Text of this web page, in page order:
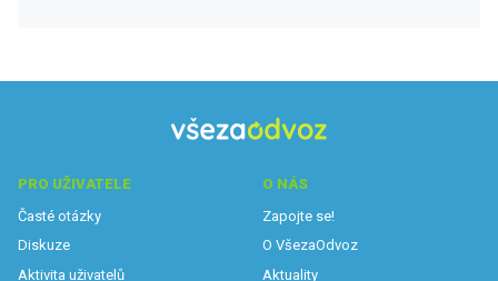
PRO UŽIVATELE
Časté otázky
Diskuze
Aktivita uživatelů
O NÁS
Zapojte se!
O VšezaOdvoz
Aktuality